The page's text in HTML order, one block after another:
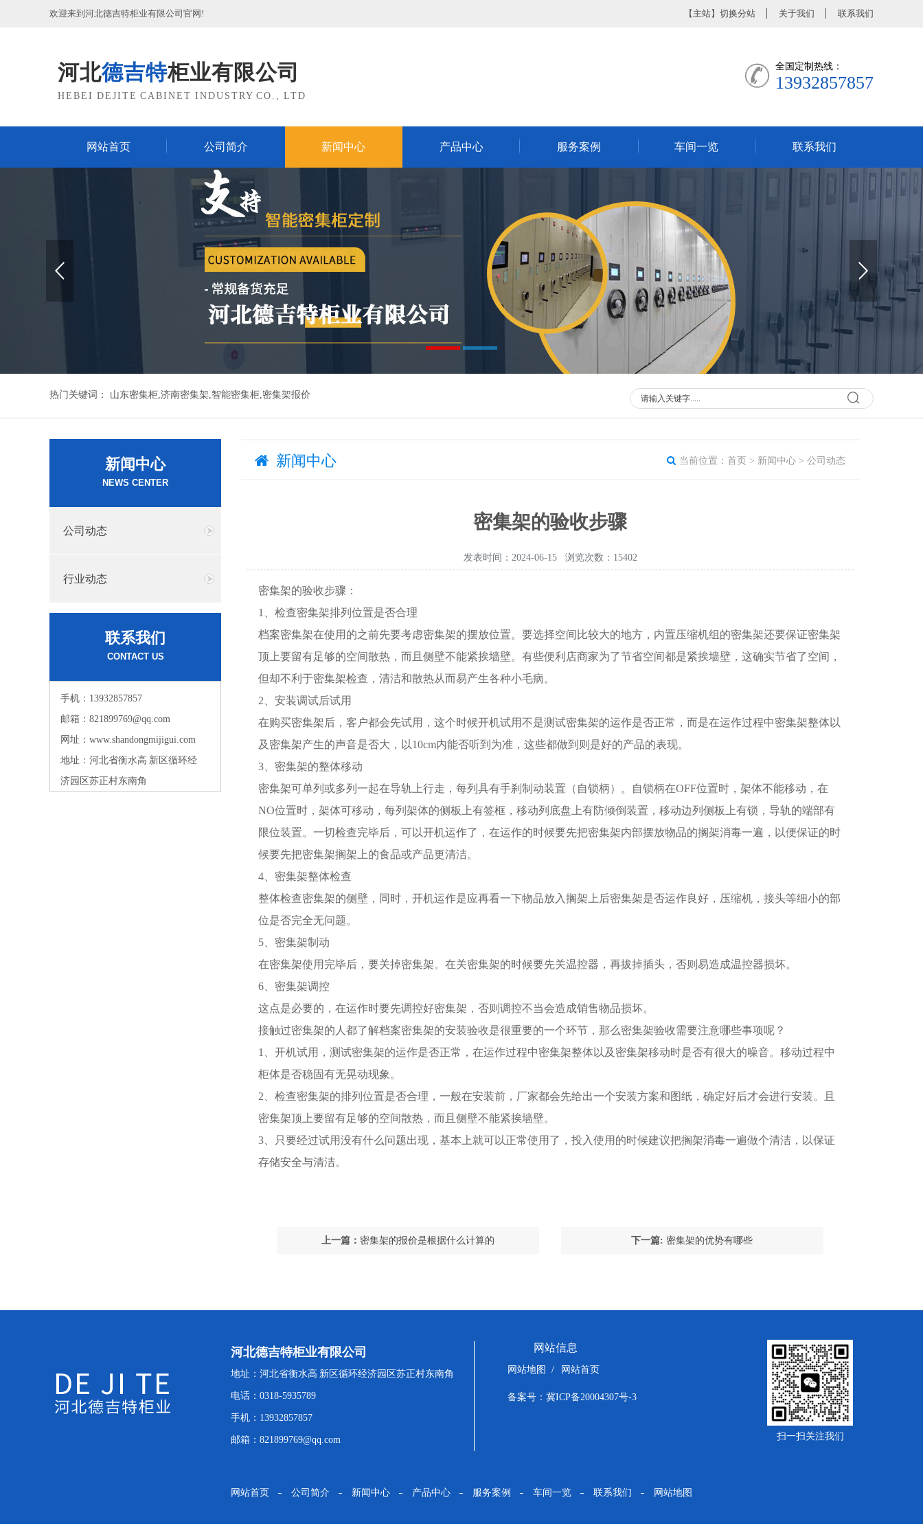
欢迎来到河北德吉特柜业有限公司官网! 【 主站】 切换分站 关于我们 联系我们
河北德吉特柜业有限公司
HEBEI DEJITE CABINET INDUSTRY CO., LTD
全国定制热线：
13932857857
网站首页 公司简介 新闻中心 产品中心 服务案例 车间一览 联系我们
热门关键词： 山东密集柜,济南密集架,智能密集柜,密集架报价
新闻中心 当前位置： 首页 > 新闻中心 > 公司动态
密集架的验收步骤
发表时间：2024-06-15 浏览次数：15402
密集架的验收步骤：
1、检查密集架排列位置是否合理
档案密集架在使用的之前先要考虑密集架的摆放位置。要选择空间比较大的地方，内置压缩机组的密集架还要保证密集架
顶上要留有足够的空间散热，而且侧壁不能紧挨墙壁。有些便利店商家为了节省空间都是紧挨墙壁，这确实节省了空间，
但却不利于密集架检查，清洁和散热从而易产生各种小毛病。
2、安装调试后试用
在购买密集架后，客户都会先试用，这个时候开机试用不是测试密集架的运作是否正常，而是在运作过程中密集架整体以
及密集架产生的声音是否大，以10cm内能否听到为准，这些都做到则是好的产品的表现。
3、密集架的整体移动
密集架可单列或多列一起在导轨上行走，每列具有手刹制动装置（自锁柄）。自锁柄在OFF位置时，架体不能移动，在
NO位置时，架体可移动，每列架体的侧板上有签框，移动列底盘上有防倾倒装置，移动边列侧板上有锁，导轨的端部有
限位装置。一切检查完毕后，可以开机运作了，在运作的时候要先把密集架内部摆放物品的搁架消毒一遍，以便保证的时
候要先把密集架搁架上的食品或产品更清洁。
4、密集架整体检查
整体检查密集架的侧壁，同时，开机运作是应再看一下物品放入搁架上后密集架是否运作良好，压缩机，接头等细小的部
位是否完全无问题。
5、密集架制动
在密集架使用完毕后，要关掉密集架。在关密集架的时候要先关温控器，再拔掉插头，否则易造成温控器损坏。
6、密集架调控
这点是必要的，在运作时要先调控好密集架，否则调控不当会造成销售物品损坏。
接触过密集架的人都了解档案密集架的安装验收是很重要的一个环节，那么密集架验收需要注意哪些事项呢？
1、开机试用，测试密集架的运作是否正常，在运作过程中密集架整体以及密集架移动时是否有很大的噪音。移动过程中
柜体是否稳固有无晃动现象。
2、检查密集架的排列位置是否合理，一般在安装前，厂家都会先给出一个安装方案和图纸，确定好后才会进行安装。且
密集架顶上要留有足够的空间散热，而且侧壁不能紧挨墙壁。
3、只要经过试用没有什么问题出现，基本上就可以正常使用了，投入使用的时候建议把搁架消毒一遍做个清洁，以保证
存储安全与清洁。
上一篇： 密集架的报价是根据什么计算的 下一篇: 密集架的优势有哪些
新闻中心
NEWS CENTER
公司动态
行业动态
联系我们
CONTACT US
手机：13932857857
邮箱：821899769@qq.com
网址：www.shandongmijigui.com
地址：河北省衡水高 新区循环经
济园区苏正村东南角
河北德吉特柜业有限公司
地址：河北省衡水高 新区循环经济园区苏正村东南角
电话：0318-5935789
手机：13932857857
邮箱：821899769@qq.com
网站信息
网站地图 / 网站首页
备案号： 冀ICP备20004307号-3
扫一扫关注我们
网站首页 公司简介 新闻中心 产品中心 服务案例 车间一览 联系我们 网站地图